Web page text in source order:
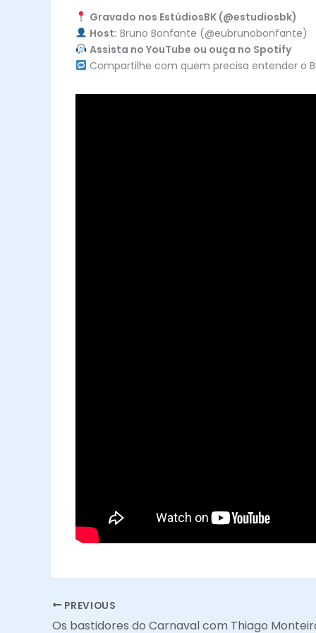
Gravado nos EstúdiosBK (@estudiosbk)
Host: Bruno Bonfante (@eubrunobonfante)
Assista no YouTube ou ouça no Spotify
Compartilhe com quem precisa entender o
PREVIOUS